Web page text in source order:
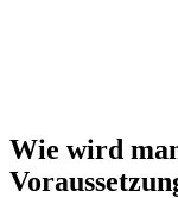
Wie wird